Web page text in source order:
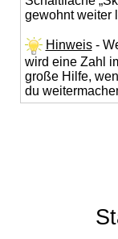
gewohnt weiter
Hinweis-
wird eine Zahl
große Hilfe,
du